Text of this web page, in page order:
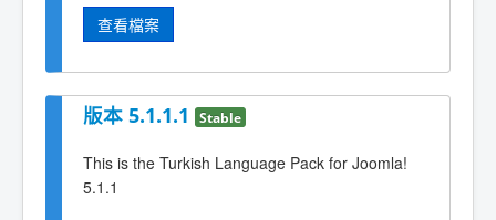
查看檔案
版本 5.1.1.1 Stable
This is the Turkish Language Pack for Joomla!
5.1.1